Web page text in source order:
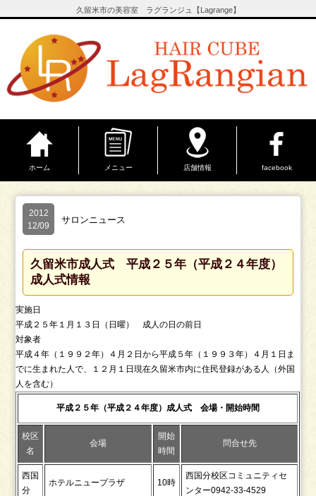
久留米市の美容室 ラグランジュ【Lagrange】
ホーム メニュー 店舗情報 facebook
2012
12/09
サロンニュース
久留米市成人式 平成２５年（平成２４年度）
成人式情報
実施日
平成２５年１月１３日（日曜） 成人の日の前日
対象者
平成４年（１９９２年）４月２日から平成５年（１９９３年）４月１日ま
でに生まれた人で、１２月１日現在久留米市内に住民登録がある人（外国
人を含む）
平成２５年（平成２４年度）成人式 会場・開始時間
校区
名
会場
開始
時間
問合せ先
西国
分
ホテルニュープラザ 10時
西国分校区コミュニティセ
ンター0942-33-4529